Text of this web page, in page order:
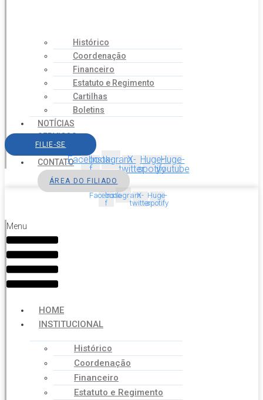
Histórico
Coordenação
Financeiro
Estatuto e Regimento
Cartilhas
Boletins
NOTÍCIAS
SERVIÇOS
AGENDA
CONTATO
FILIE-SE
Facebook-
f
InstagramX-
twitter
Huge-
spotify
Huge-
youtube
ÁREA DO FILIADO
Facebook-
f
InstagramX-
twitter
Huge-
spotify
Menu
HOME
INSTITUCIONAL
Histórico
Coordenação
Financeiro
Estatuto e Regimento